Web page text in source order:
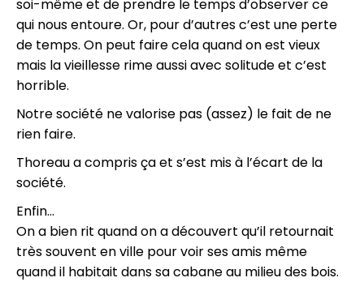
soi-même et de prendre le temps d’observer ce
qui nous entoure. Or, pour d’autres c’est une perte
de temps. On peut faire cela quand on est vieux
mais la vieillesse rime aussi avec solitude et c’est
horrible.
Notre société ne valorise pas (assez) le fait de ne
rien faire.
Thoreau a compris ça et s’est mis à l’écart de la
société.
Enfin…
On a bien rit quand on a découvert qu’il retournait
très souvent en ville pour voir ses amis même
quand il habitait dans sa cabane au milieu des bois.